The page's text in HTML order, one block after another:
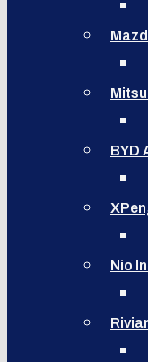
BYD
Nio